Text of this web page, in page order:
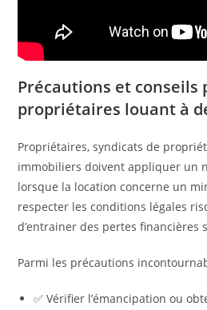
Précautions et conseils
propriétaires louant à
Propriétaires, syndicats de
immobiliers doivent appliquer un
lorsque la location concerne un
respecter les conditions légales
d’entrainer des pertes financières
Parmi les précautions
✅ Vérifier l’émancipation ou